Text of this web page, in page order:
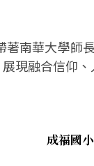
南華大學師
現融合信仰
成福國